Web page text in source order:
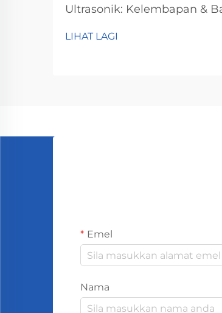
Ultrasonik: Kelembapan &
ultrasonik berfungsi dengan
LIHAT LAGI
Emel
Nama